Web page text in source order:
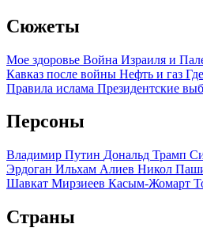
Сюжеты
Мое здоровье Война Израиля и
Кавказ после войны Нефть и газ
Правила ислама Президентские
Персоны
Владимир Путин Дональд Трамп
Эрдоган Ильхам Алиев Никол
Шавкат Мирзиеев Касым-Жомарт
Страны